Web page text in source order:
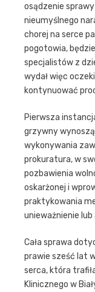
osądzenie
nieumyślnego
chorej na serce
pogotowia,
specjalistów z
wydał więc
kontynuować
Pierwsza
grzywny
wykonywania
prokuratura, w
pozbawienia
oskarżonej i
praktykowania
unieważnienie
Cała sprawa
prawie sześć lat
serca, która
Klinicznego w